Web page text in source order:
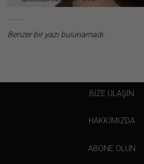
Benzer bir yazı bulunamadı.
BİZE ULAŞIN
HAKKIMIZDA
ABONE OLUN